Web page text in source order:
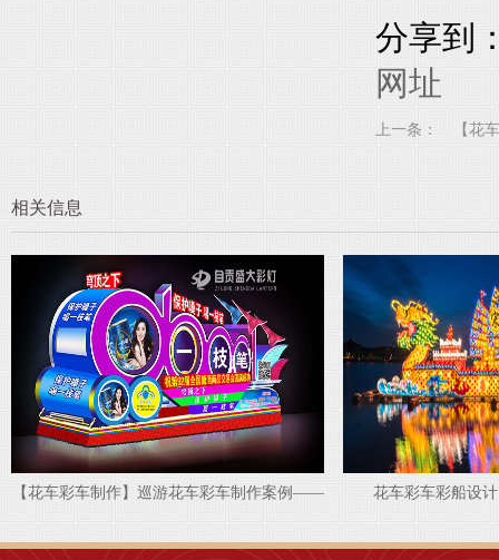
分享到
网址
上一条：
相关信息
制作案例——
花车彩车彩船设计 给你不一样的体验